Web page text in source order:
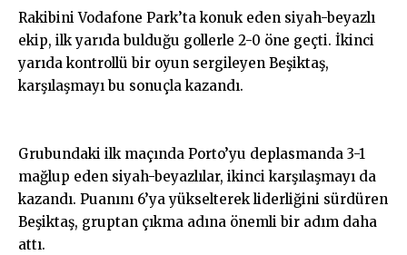
Rakibini Vodafone Park’ta konuk eden siyah-beyazlı
ekip, ilk yarıda bulduğu gollerle 2-0 öne geçti. İkinci
yarıda kontrollü bir oyun sergileyen Beşiktaş,
karşılaşmayı bu sonuçla kazandı.
Grubundaki ilk maçında Porto’yu deplasmanda 3-1
mağlup eden siyah-beyazlılar, ikinci karşılaşmayı da
kazandı. Puanını 6’ya yükselterek liderliğini sürdüren
Beşiktaş, gruptan çıkma adına önemli bir adım daha
attı.